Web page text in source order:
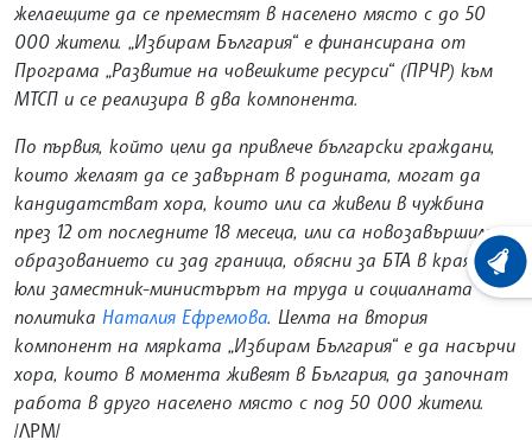
желаещите да се преместят в населено място с до 50
000 жители. „Избирам България“ е финансирана от
Програма „Развитие на човешките ресурси“ (ПРЧР) към
МТСП и се реализира в два компонента.
По първия, който цели да привлече български граждани,
които желаят да се завърнат в родината, могат да
кандидатстват хора, които или са живели в чужбина
през 12 от последните 18 месеца, или са новозавършили
образованието си зад граница, обясни за БТА в края на
юли заместник-министърът на труда и социалната
политика Наталия Ефремова. Целта на втория
компонент на мярката „Избирам България“ е да насърчи
хора, които в момента живеят в България, да започнат
работа в друго населено място с под 50 000 жители.
/ЛРМ/